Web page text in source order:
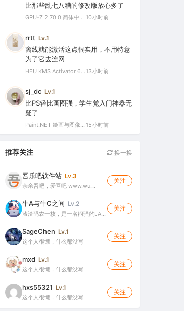
比那些乱七八糟的修改版放心多了
GPU-Z 2.70.0 简体中文汉化版（显卡测试专业的软件） 10小时前
rrtt Lv.1
离线就能激活这点很实用，不用特意
为了它去连网
HEU KMS Activator 64.0 简体中文版（支持激活最新版Windows/Office离线永久激活）13小时前
sj_dc Lv.1
比PS轻比画图强，学生党入门神器无
疑了
Paint.NET 绘画与图像处理软件 v5.1.12 官方版（Windows 免费开源图像编辑工具） 15小时前
推荐关注 换一换
吾乐吧软件站 Lv.3
亲亲吾吧，爱吾吧 www.wu…
关注
牛A与牛C之间 Lv.2
渣渣码农一枚，是一名闷骚的JA…
关注
SageChen Lv.1
这个人很懒，什么都没写
关注
mxd Lv.1
这个人很懒，什么都没写
关注
hxs55321 Lv.1
这个人很懒，什么都没写
关注